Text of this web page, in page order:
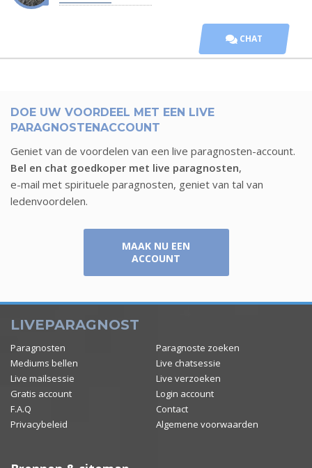
CHAT
DOE UW VOORDEEL MET EEN LIVE
PARAGNOSTENACCOUNT
Geniet van de voordelen van een live paragnosten-account.
Bel en chat goedkoper met live paragnosten,
e-mail met spirituele paragnosten, geniet van tal van
ledenvoordelen.
MAAK NU EEN
ACCOUNT
LIVEPARAGNOST
Paragnosten
Paragnoste zoeken
Mediums bellen
Live chatsessie
Live mailsessie
Live verzoeken
Gratis account
Login account
F.A.Q
Contact
Privacybeleid
Algemene voorwaarden